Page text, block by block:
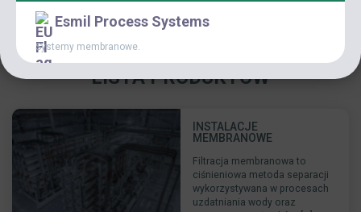
LISTA PRODUKTÓW
INSTALACJE
MEMBRANOWE
Filtracja membranowa to
ciśnieniowa metoda separacji
wykorzystywana w procesach
uzdatniania wody oraz
Esmil Process Systems
Systemy membranowe.